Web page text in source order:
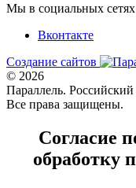
Мы в социальных
Вконтакте
Создание сайтов
© 2026
Параллель.
Все права защищены.
Согласие
обработку